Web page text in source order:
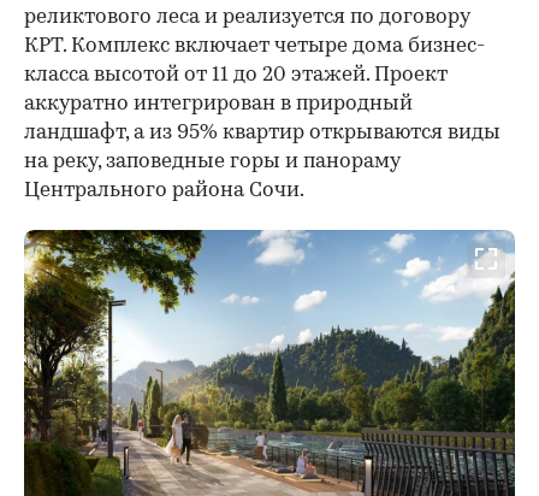
реликтового леса и реализуется по договору
КРТ. Комплекс включает четыре дома бизнес-
класса высотой от 11 до 20 этажей. Проект
аккуратно интегрирован в природный
ландшафт, а из 95% квартир открываются виды
на реку, заповедные горы и панораму
Центрального района Сочи.